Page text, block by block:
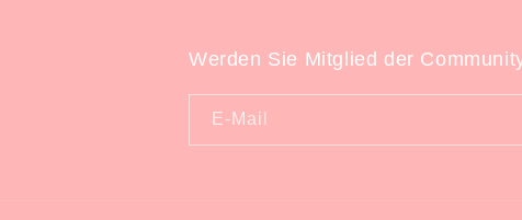
Werden Sie Mitglied der
E-Mail